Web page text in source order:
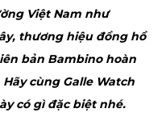
Việt Nam như
thương hiệu đồng hồ
bản Bambino hoàn
cùng Galle Watch
có gì đặc biệt nhé.